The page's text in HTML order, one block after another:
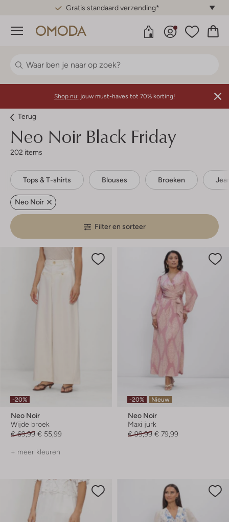
Gratis standaard verzending*
Menu
Shop nu: jouw must-haves tot 70% korting!
Terug
Neo Noir Black Friday
202 items
Tops & T-shirts Blouses Broeken
Neo Noir
Filter en sorteer
-20%
Neo Noir
Wijde broek
€ 69,99 € 55,99
+ meer kleuren
-20% Nieuw
Neo Noir
Maxi jurk
€ 99,99 € 79,99